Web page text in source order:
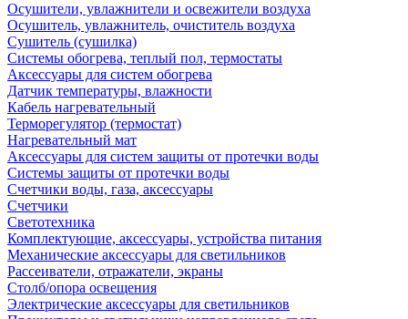
Осушители, увлажнители и освежители воздуха
Осушитель, увлажнитель, очиститель воздуха
Сушитель (сушилка)
Системы обогрева, теплый пол, термостаты
Аксессуары для систем обогрева
Датчик температуры, влажности
Кабель нагревательный
Терморегулятор (термостат)
Нагревательный мат
Аксессуары для систем защиты от протечки воды
Системы защиты от протечки воды
Счетчики воды, газа, аксессуары
Счетчики
Светотехника
Комплектующие, аксессуары, устройства питания
Механические аксессуары для светильников
Рассеиватели, отражатели, экраны
Столб/опора освещения
Электрические аксессуары для светильников